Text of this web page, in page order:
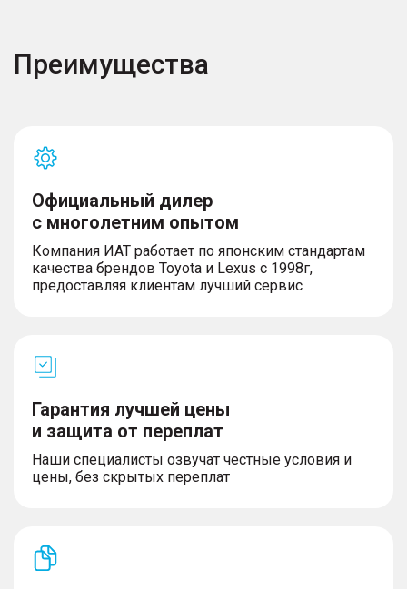
Преимущества
Официальный дилер
с многолетним опытом
Компания ИАТ работает по японским стандартам
качества брендов Toyota и Lexus с 1998г,
предоставляя клиентам лучший сервис
Гарантия лучшей цены
и защита от переплат
Наши специалисты озвучат честные условия и
цены, без скрытых переплат